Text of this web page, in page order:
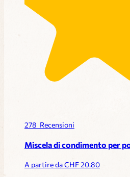
278 Recensioni
Miscela di condimento per
A partire da CHF20.80